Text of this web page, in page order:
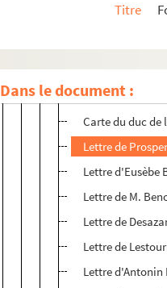
Titre
Dans le document :
Carte de visite
Carte du duc de
Lettre de
Lettre d'Eusèbe
Lettre de M.
Lettre de
Lettre de
Lettre d'Antonin